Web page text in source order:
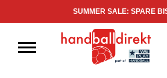
SUMMER SALE: SPARE